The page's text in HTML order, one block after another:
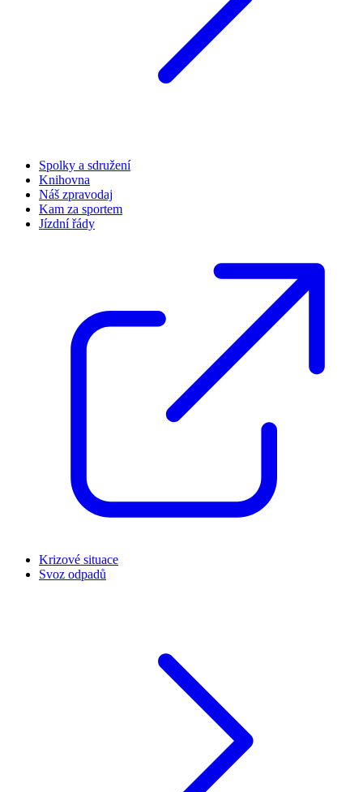
Spolky a sdružení
Knihovna
Náš zpravodaj
Kam za sportem
Jízdní řády
Krizové situace
Svoz odpadů